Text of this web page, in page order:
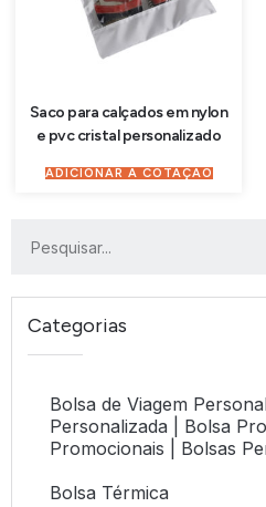
Categorias
Bolsa de Viagem
Personalizada | Bolsa
Promocionais | Bolsas
Bolsa Térmica
Saco para calçados em nylon
e pvc cristal personalizado
ADICIONAR À COTAÇÃO